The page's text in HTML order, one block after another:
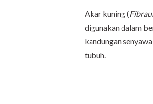
Akar kuning (
digunakan dalam
kandungan
tubuh.